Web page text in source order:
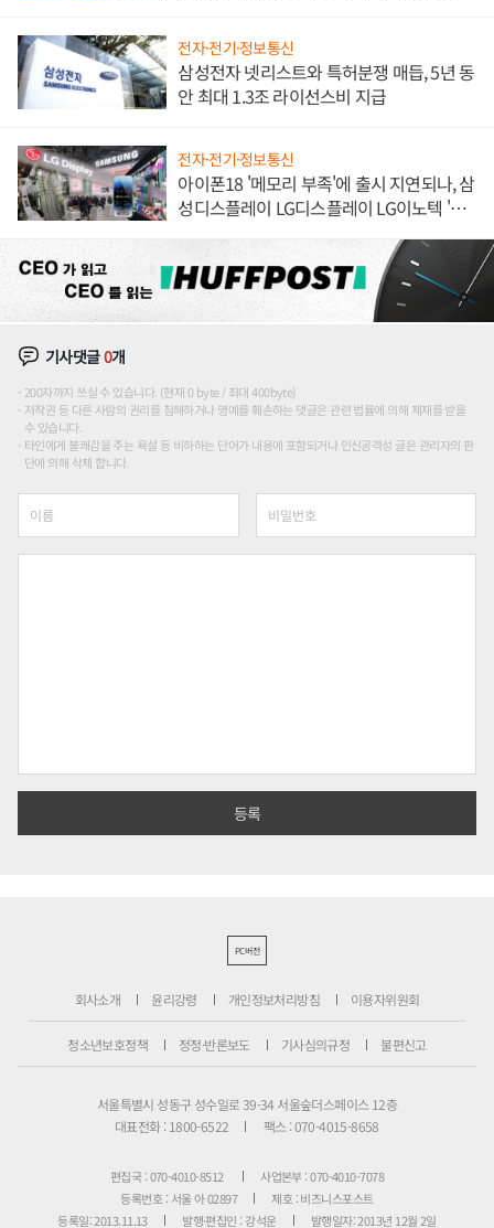
전자·전기·정보통신
삼성전자 넷리스트와 특허분쟁 매듭, 5년 동
안 최대 1.3조 라이선스비 지급
전자·전기·정보통신
아이폰18 '메모리 부족'에 출시 지연되나, 삼
성디스플레이 LG디스플레이 LG이노텍 '탈
기사댓글0개
200자까지 쓰실 수 있습니다. (현재 0 byte / 최대 400byte)
저작권 등 다른 사람의 권리를 침해하거나 명예를 훼손하는 댓글은 관련 법률에 의해 제재를 받을
수 있습니다.
타인에게 불쾌감을 주는 욕설 등 비하하는 단어가 내용에 포함되거나 인신공격성 글은 관리자의 판
단에 의해 삭제 합니다.
PC버전
회사소개 윤리강령 개인정보처리방침 이용자위원회
청소년보호정책 정정·반론보도 기사심의규정 불편신고
서울특별시 성동구 성수일로 39-34 서울숲더스페이스 12층
대표전화 : 1800-6522
팩스 : 070-4015-8658
편집국 : 070-4010-8512
사업본부 : 070-4010-7078
등록번호 : 서울 아 02897
제호 : 비즈니스포스트
등록일: 2013.11.13
발행·편집인 : 강석운 발행일자: 2013년 12월 2일